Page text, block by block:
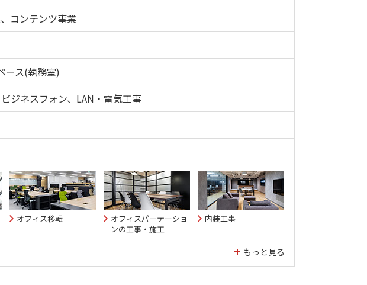
コンテンツ事業
ース(執務室)
ジネスフォン、LAN・電気工事
オフィス移転
オフィスパーテーショ
ンの工事・施工
内装工事